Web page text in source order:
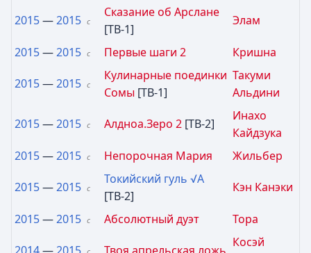
2015—2015 с
Сказание об Арслане
[ТВ-1]
Элам
2015—2015 с Первые шаги 2 Кришна
2015—2015 с
Кулинарные поединки
Сомы [ТВ-1]
Такуми
Альдини
2015—2015 с Алдноа.Зеро 2 [ТВ-2]
Инахо
Кайдзука
2015—2015 с Непорочная Мария Жильбер
2015—2015 с
Токийский гуль √A
[ТВ-2]
Кэн Канэки
2015—2015 с Абсолютный дуэт Тора
2014— 2015 с Твоя апрельская ложь
Косэй